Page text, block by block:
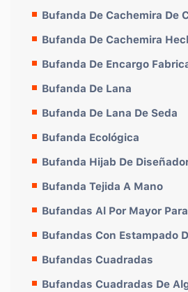
Bufanda De Cachemira De
Bufanda De Cachemira
Bufanda De Encargo
Bufanda De Lana
Bufanda De Lana De Seda
Bufanda Ecológica
Bufanda Hijab De
Bufanda Tejida A Mano
Bufandas Al Por Mayor
Bufandas Con Estampado
Bufandas Cuadradas
Bufandas Cuadradas De